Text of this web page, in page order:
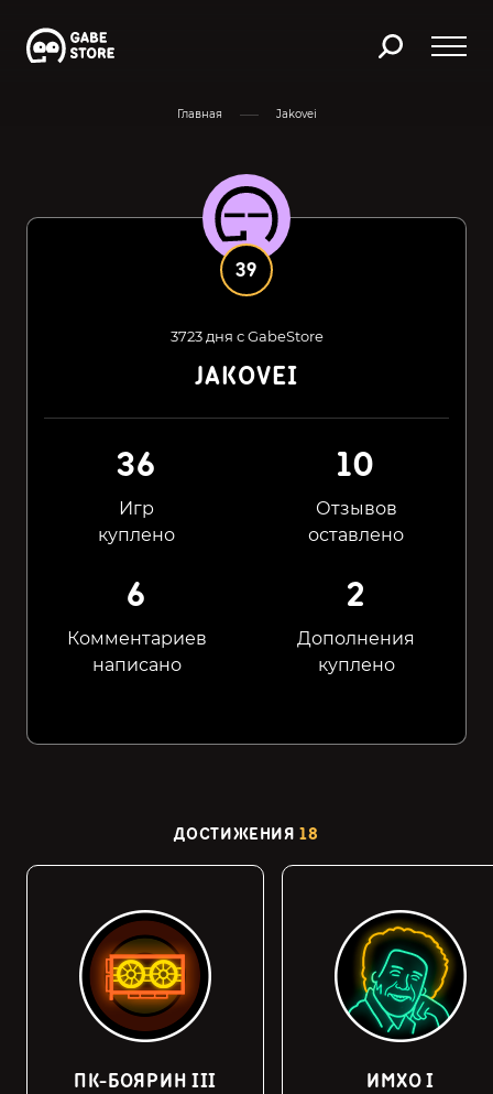
Главная Jakovei
39
3723 дня с GabeStore
JAKOVEI
36
Игр
куплено
10
Отзывов
оставлено
6
Комментариев
написано
2
Дополнения
куплено
ДОСТИЖЕНИЯ18
ПК-БОЯРИН III ИМХО I